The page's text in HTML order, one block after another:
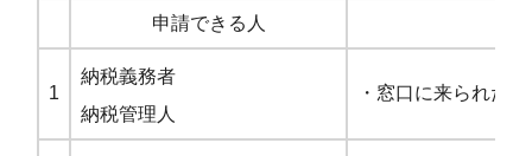
申請できる人
1
納税義務者
納税管理人
・窓口に来られた